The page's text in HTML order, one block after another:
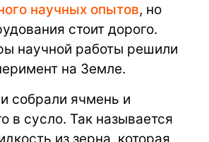
научных опытов, но
стоит дорого.
научной работы решили
на Земле.
собрали ячмень и
в сусло. Так называется
из зерна, которая